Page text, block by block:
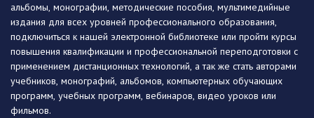
альбомы, монографии, методические пособия, мультимедийные
издания для всех уровней профессионального образования,
подключиться к нашей электронной библиотеке или пройти курсы
повышения квалификации и профессиональной переподготовки с
применением дистанционных технологий, а так же стать авторами
учебников, монографий, альбомов, компьютерных обучающих
программ, учебных программ, вебинаров, видео уроков или
фильмов.